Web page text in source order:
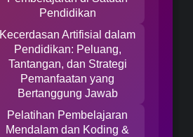
Pendidikan
Kecerdasan Artifisial dalam
Pendidikan: Peluang,
Tantangan, dan Strategi
Pemanfaatan yang
Bertanggung Jawab
Pelatihan Pembelajaran
Mendalam dan Koding &